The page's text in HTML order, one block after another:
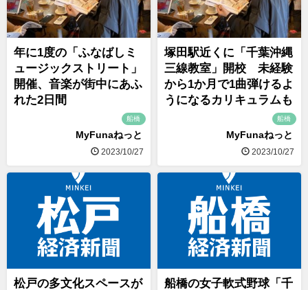
年に1度の「ふなばしミ
ュージックストリート」
開催、音楽が街中にあふ
れた2日間
船橋
MyFunaねっと
2023/10/27
塚田駅近くに「千葉沖縄
三線教室」開校 未経験
から1か月で1曲弾けるよ
うになるカリキュラムも
船橋
MyFunaねっと
2023/10/27
松戸の多文化スペースが 船橋の女子軟式野球「千